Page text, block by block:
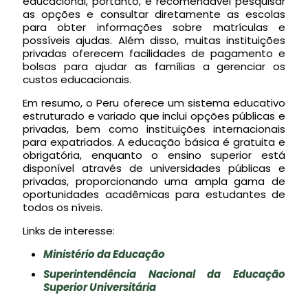
as opções e consultar diretamente as escolas
para obter informações sobre matrículas e
possíveis ajudas. Além disso, muitas instituições
privadas oferecem facilidades de pagamento e
bolsas para ajudar as famílias a gerenciar os
custos educacionais.
Em resumo, o Peru oferece um sistema educativo
estruturado e variado que inclui opções públicas e
privadas, bem como instituições internacionais
para expatriados. A educação básica é gratuita e
obrigatória, enquanto o ensino superior está
disponível através de universidades públicas e
privadas, proporcionando uma ampla gama de
oportunidades acadêmicas para estudantes de
todos os níveis.
Links de interesse:
Ministério da Educação
Superintendência Nacional da Educação
Superior Universitária